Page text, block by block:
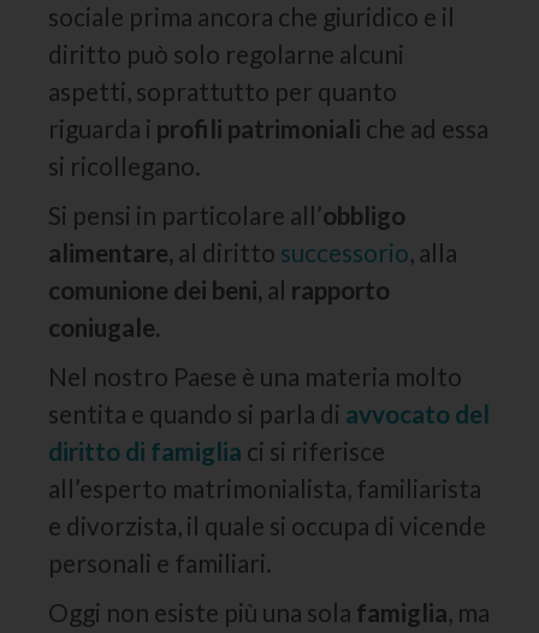
sociale prima ancora che giuridico e il
diritto può solo regolarne alcuni
aspetti, soprattutto per quanto
riguarda i profili patrimoniali che ad essa
si ricollegano.
Si pensi in particolare all’obbligo
alimentare, al diritto successorio, alla
comunione dei beni, al rapporto
coniugale.
Nel nostro Paese è una materia molto
sentita e quando si parla di avvocato del
diritto di famiglia ci si riferisce
all’esperto matrimonialista, familiarista
e divorzista, il quale si occupa di vicende
personali e familiari.
Oggi non esiste più una sola famiglia, ma